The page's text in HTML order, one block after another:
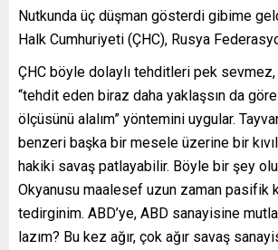
Nutkunda üç düşman gösterdi gibime
Halk Cumhuriyeti (ÇHC), Rusya
ÇHC böyle dolaylı tehditleri pek
“tehdit eden biraz daha yaklaşsın da
ölçüsünü alalım” yöntemini uygular.
benzeri başka bir mesele üzerine bir
hakiki savaş patlayabilir. Böyle bir şey
Okyanusu maalesef uzun zaman pasifik
tedirginim. ABD’ye, ABD sanayisine
lazım? Bu kez ağır, çok ağır savaş